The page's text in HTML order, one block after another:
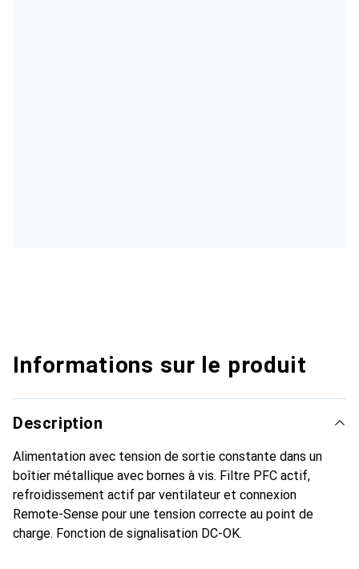
Informations sur le produit
Description
Alimentation avec tension de sortie constante dans un
boîtier métallique avec bornes à vis. Filtre PFC actif,
refroidissement actif par ventilateur et connexion
Remote-Sense pour une tension correcte au point de
charge. Fonction de signalisation DC-OK.